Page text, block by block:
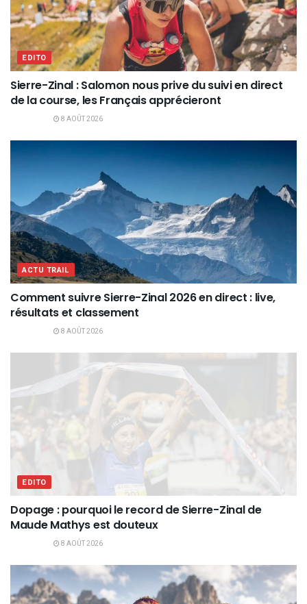
EDITO
Sierre-Zinal : Salomon nous prive du suivi en direct
de la course, les Français apprécieront
8 AOÛT 2026
ACTU TRAIL
Comment suivre Sierre-Zinal 2026 en direct : live,
résultats et classement
8 AOÛT 2026
EDITO
Dopage : pourquoi le record de Sierre-Zinal de
Maude Mathys est douteux
8 AOÛT 2026